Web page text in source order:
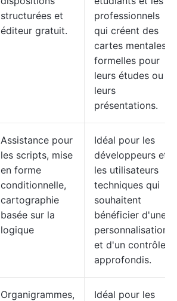
structurées et
éditeur gratuit.
professionnels
qui créent des
cartes mentales
formelles pour
leurs études ou
leurs
présentations.
Assistance pour
les scripts, mise
en forme
conditionnelle,
cartographie
basée sur la
logique
Idéal pour les
développeurs et
les utilisateurs
techniques qui
souhaitent
bénéficier d'une
personnalisation
et d'un contrôle
approfondis.
Organigrammes,
Idéal pour les